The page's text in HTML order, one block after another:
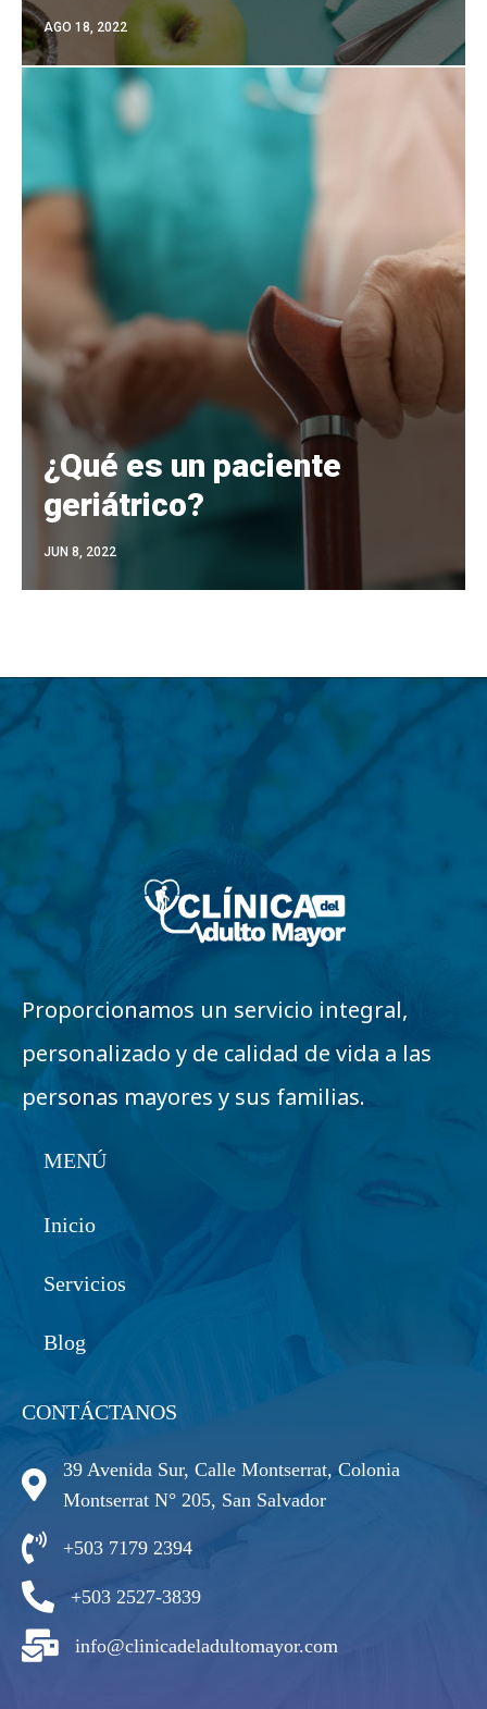
AGO 18, 2022
¿Qué es un paciente
geriátrico?
JUN 8, 2022
Proporcionamos un servicio integral,
personalizado y de calidad de vida a las
personas mayores y sus familias.
MENÚ
Inicio
Servicios
Blog
CONTÁCTANOS
39 Avenida Sur, Calle Montserrat, Colonia
Montserrat N° 205, San Salvador
+503 7179 2394
+503 2527-3839
info@clinicadeladultomayor.com